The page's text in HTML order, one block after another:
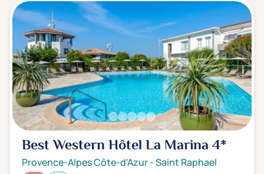
Best Western Hôtel La Marina4*
Provence-Alpes Côte-d'Azur-Saint Raphael